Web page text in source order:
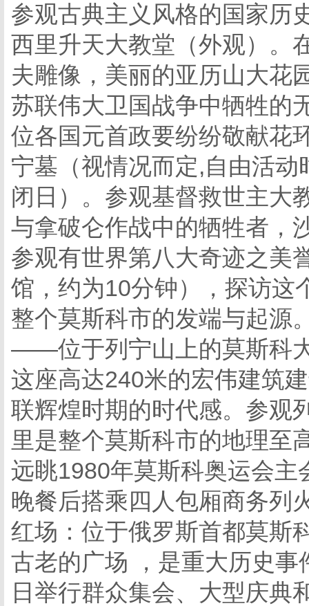
参观古典主义风格的国家历
西里升天大教堂（外观）。
夫雕像，美丽的亚历山大花
苏联伟大卫国战争中牺牲的
位各国元首政要纷纷敬献花
宁墓（视情况而定,自由活
闭日）。参观基督救世主大
与拿破仑作战中的牺牲者，
参观有世界第八大奇迹之美
馆，约为10分钟），探访这
整个莫斯科市的发端与起源
——位于列宁山上的莫斯科
这座高达240米的宏伟建筑
联辉煌时期的时代感。参观
里是整个莫斯科市的地理至
远眺1980年莫斯科奥运会
晚餐后搭乘四人包厢商务列
红场：位于俄罗斯首都莫斯
古老的广场 ，是重大历史
日举行群众集会、大型庆典